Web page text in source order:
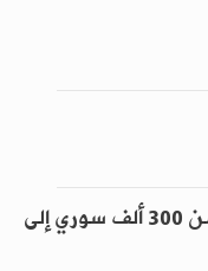
منذ سقوط نظام الأسد.. عودة أكثر من 300 ألف سوري إلى